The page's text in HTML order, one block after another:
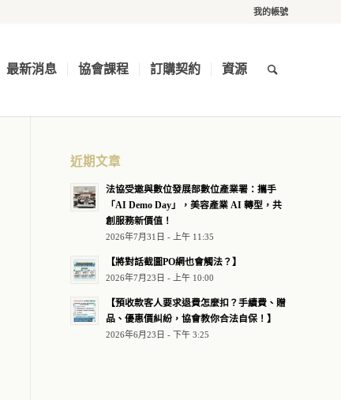
我的帳號
最新消息 協會課程 訂購契約 資源
近期文章
法協受邀與數位發展部數位產業署：攜手
「AI Demo Day」，美容產業 AI 轉型，共
創服務新價值！
2026年7月31日 - 上午 11:35
【將對話截圖PO網也會觸法？】
2026年7月23日 - 上午 10:00
【預收款客人要求退費怎麼扣？手續費、贈
品、優惠價糾紛，協會教你合法自保！】
2026年6月23日 - 下午 3:25